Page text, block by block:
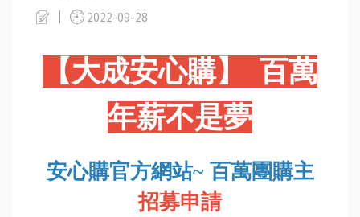
2022-09-28
【大成安心購】 百萬
年薪不是夢
安心購官方網站~ 百萬團購主
招募申請